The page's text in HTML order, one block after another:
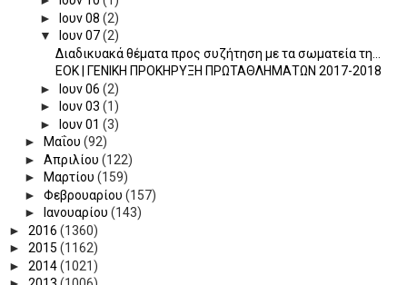
►
Ιουν 08 (2)
▼
Ιουν 07(2)
Διαδικυακά θέματα προς συζήτηση με τα σωματεία τη...
EOK | ΓΕΝΙΚΗ ΠΡΟΚΗΡΥΞΗ ΠΡΩΤΑΘΛΗΜΑΤΩΝ 2017-2018
►
Ιουν 06 (2)
►
Ιουν 03 (1)
►
Ιουν 01 (3)
►
Μαΐου (92)
► Απριλίου (122)
►
Μαρτίου (159)
► Φεβρουαρίου (157)
►
Ιανουαρίου (143)
► 2016 (1360)
► 2015 (1162)
► 2014(1021)